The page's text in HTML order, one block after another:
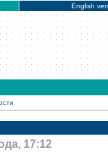
English
17:12